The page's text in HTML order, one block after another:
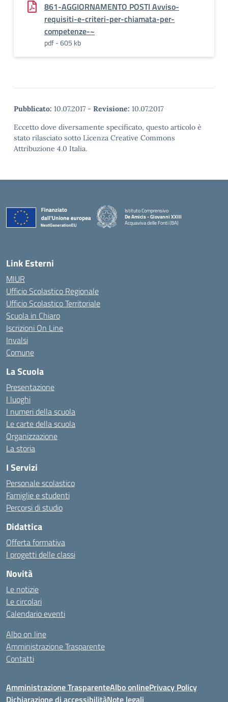
861-AGGIORNAMENTO POSTI Avviso-
requisiti-e-criteri-per-chiamata-per-
competenze-~
pdf - 605 kb
Pubblicato: 10.07.2017 - Revisione: 10.07.2017
Eccetto dove diversamente specificato, questo articolo è
stato rilasciato sotto Licenza Creative Commons
Attribuzione 4.0 Italia.
Istituto Comprensivo
De Amicis - Giovanni XXIII
Acquaviva delle Fonti (BA)
— Visita la pagina iniziale della scuola
Link Esterni
MIUR
Ufficio Scolastico Regionale
Ufficio Scolastico Territoriale
Scuola in Chiaro
Iscrizioni On Line
Invalsi
Comune
La Scuola
Presentazione
I luoghi
I numeri della scuola
Le carte della scuola
Organizzazione
La storia
I Servizi
Personale scolastico
Famiglie e studenti
Percorsi di studio
Didattica
Offerta formativa
I progetti delle classi
Novità
Le notizie
Le circolari
Calendario eventi
Albo on line
Amministrazione Trasparente
Contatti
Amministrazione TrasparenteAlbo onlinePrivacy Policy
Dichiarazione di accessibilitàNote legali